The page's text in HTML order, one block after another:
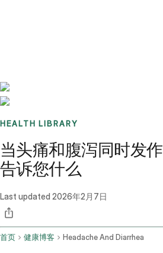
HEALTH LIBRARY
当头痛和腹泻同时发
告诉您什么
Last updated 2026年2月7日
首页 健康博客 Headache And Diarrhea